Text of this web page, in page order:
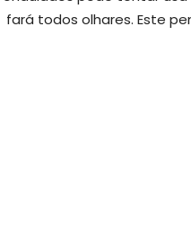
fará todos olhares. Este